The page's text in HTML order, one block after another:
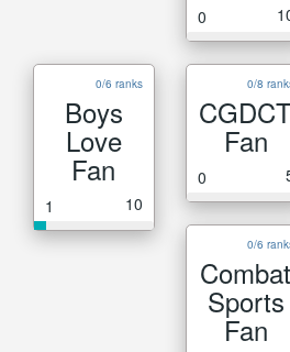
0
0/6 ranks
Boys
Love
Fan
1 10
0/8
Fan
0
0/6
Combat
Sports
Fan